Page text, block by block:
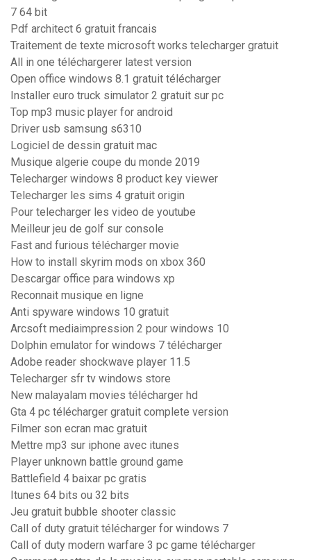
7 64 bit
Pdf architect 6 gratuit francais
Traitement de texte microsoft works telecharger gratuit
All in one téléchargerer latest version
Open office windows 8.1 gratuit télécharger
Installer euro truck simulator 2 gratuit sur pc
Top mp3 music player for android
Driver usb samsung s6310
Logiciel de dessin gratuit mac
Musique algerie coupe du monde 2019
Telecharger windows 8 product key viewer
Telecharger les sims 4 gratuit origin
Pour telecharger les video de youtube
Meilleur jeu de golf sur console
Fast and furious télécharger movie
How to install skyrim mods on xbox 360
Descargar office para windows xp
Reconnait musique en ligne
Anti spyware windows 10 gratuit
Arcsoft mediaimpression 2 pour windows 10
Dolphin emulator for windows 7 télécharger
Adobe reader shockwave player 11.5
Telecharger sfr tv windows store
New malayalam movies télécharger hd
Gta 4 pc télécharger gratuit complete version
Filmer son ecran mac gratuit
Mettre mp3 sur iphone avec itunes
Player unknown battle ground game
Battlefield 4 baixar pc gratis
Itunes 64 bits ou 32 bits
Jeu gratuit bubble shooter classic
Call of duty gratuit télécharger for windows 7
Call of duty modern warfare 3 pc game télécharger